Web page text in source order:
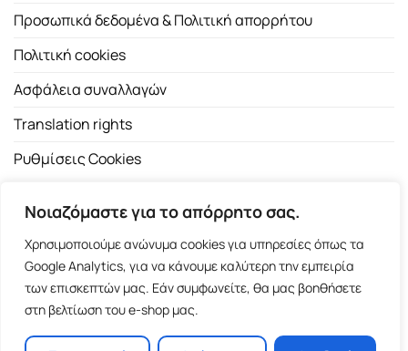
Νοιαζόμαστε για το απόρρητο σας.
Χρησιμοποιούμε ανώνυμα cookies για υπηρεσίες όπως τα
Google Analytics, για να κάνουμε καλύτερη την εμπειρία
των επισκεπτών μας. Εάν συμφωνείτε, θα μας βοηθήσετε
στη βελτίωση του e-shop μας.
Προσωπικά δεδομένα & Πολιτική απορρήτου
Πολιτική cookies
Ασφάλεια συναλλαγών
Translation rights
Ρυθμίσεις Cookies
Copyright 2026 ©Εκδοτικός Οίκος Α.Α. Λιβάνη| All rights
reserved.
Σόλωνος 98, 10680 Αθήνα | Τ:2103661200- F: 2103617791